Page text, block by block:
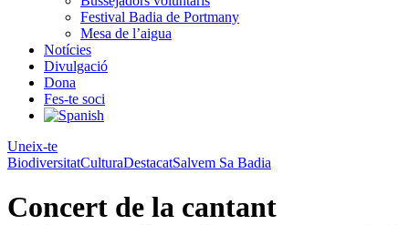
Festival Badia de Portmany
Mesa de l’aigua
Notícies
Divulgació
Dona
Fes-te soci
Uneix-te
BiodiversitatCulturaDestacatSalvem Sa Badia
Concert de la cantant